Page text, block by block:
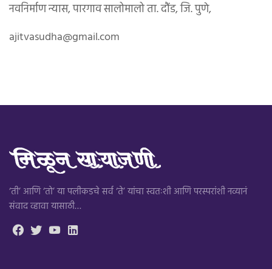
नवनिर्माण न्यास, पारगाव सालोमालो ता. दौंड, जि. पुणे,
ajitvasudha@gmail.com
‘ती’ आणि ‘तो’ या पलीकडचे सर्व ‘ते’ यांचा स्वतःशी आणि परस्परांशी नव्यानं
संवाद व्हावा यासाठी…